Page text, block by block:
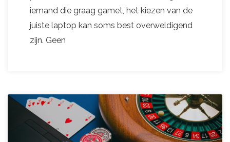
iemand die graag gamet, het kiezen van de
juiste laptop kan soms best overweldigend
zijn. Geen